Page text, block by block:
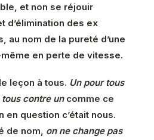
et non se réjouir
d’élimination des ex
au nom de la pureté d’une
en perte de vitesse.
leçon à tous. Un pour tous
tous contre uncomme ce
en question c’était nous.
de nom, on ne change pas